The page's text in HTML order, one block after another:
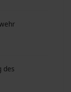
des